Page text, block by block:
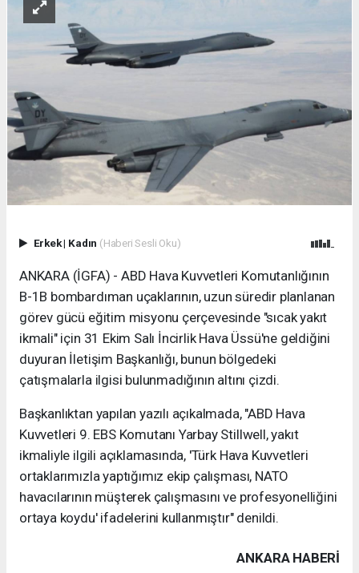
Erkek| Kadın (Haberi Sesli Oku)
ANKARA (İGFA) - ABD Hava Kuvvetleri Komutanlığının
B-1B bombardıman uçaklarının, uzun süredir planlanan
görev gücü eğitim misyonu çerçevesinde "sıcak yakıt
ikmali" için 31 Ekim Salı İncirlik Hava Üssü'ne geldiğini
duyuran İletişim Başkanlığı, bunun bölgedeki
çatışmalarla ilgisi bulunmadığının altını çizdi.
Başkanlıktan yapılan yazılı açıkalmada, "ABD Hava
Kuvvetleri 9. EBS Komutanı Yarbay Stillwell, yakıt
ikmaliyle ilgili açıklamasında, 'Türk Hava Kuvvetleri
ortaklarımızla yaptığımız ekip çalışması, NATO
havacılarının müşterek çalışmasını ve profesyonelliğini
ortaya koydu' ifadelerini kullanmıştır" denildi.
ANKARA HABERİ